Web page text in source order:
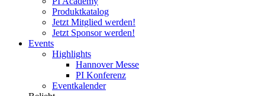
Produktkatalog
Jetzt Mitglied werden!
Jetzt Sponsor werden!
Events
Highlights
Hannover Messe
PI Konferenz
Eventkalender